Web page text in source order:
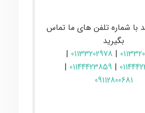
روزافزونی در جهان رشد کرده
بهبود کیفیت و سرعت تولید
و کاهش خطای انسانی از
می‌کنند. نیاز به متخصصین
روز به روز بیشتر می‌شود.
سنین پایین به عنوان یک تمرین خوب
و رشد مغزی کودکان محسوب می‌شود.
باینری سعی دارند با استفاده از
با شماره تلفن های ما تماس
بگیرید
|
01133202978
|
|
01144423859
|
09112800681